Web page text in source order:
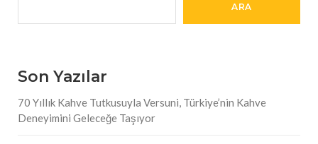
ARA
Son Yazılar
70 Yıllık Kahve Tutkusuyla Versuni, Türkiye’nin Kahve
Deneyimini Geleceğe Taşıyor